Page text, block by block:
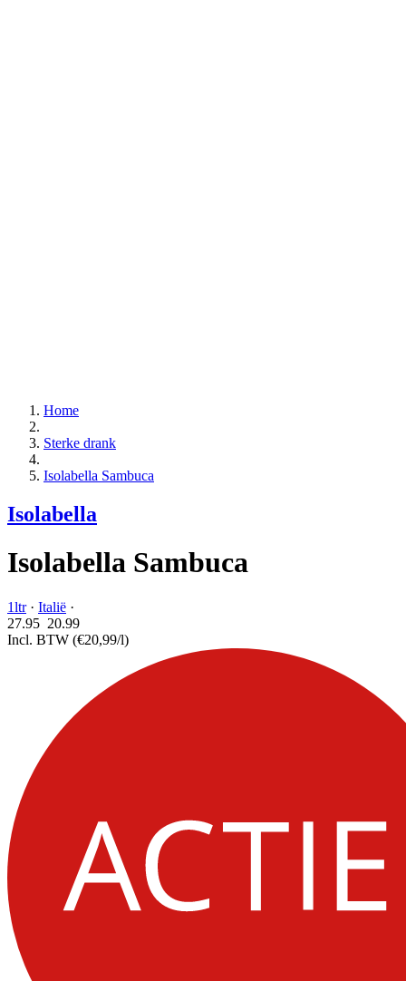
Home
Sterke drank
Isolabella Sambuca
Isolabella
Isolabella Sambuca
1ltr· Italië ·
27.95 20.99
Incl. BTW (€20,99/l)